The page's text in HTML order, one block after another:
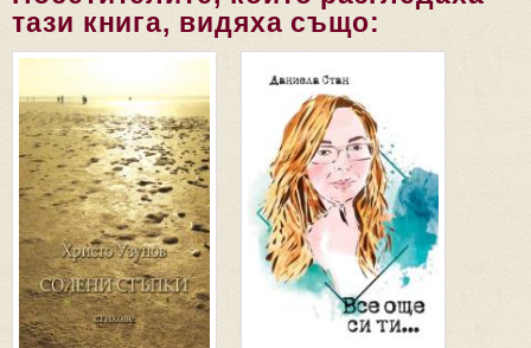
тази книга, видяха също: